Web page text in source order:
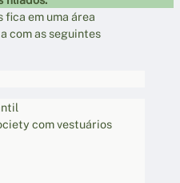
em uma área
com as seguintes
com vestuários